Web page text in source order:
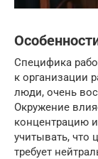
Специфика
к организации
люди, очень
Окружение
концентрацию
учитывать, что
требует